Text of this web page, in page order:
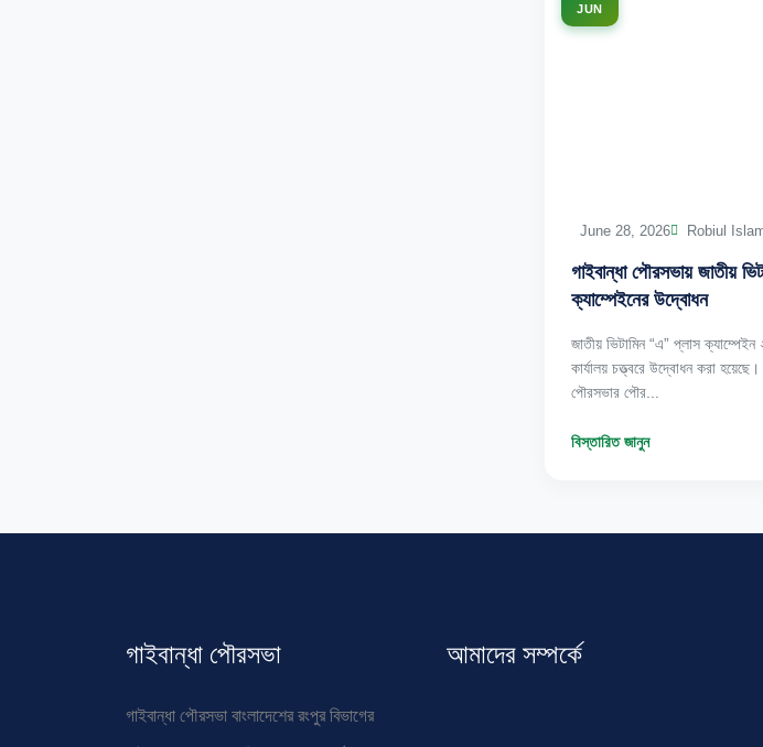
JUN
June 28, 2026 Robiul
গাইবান্ধা পৌরসভায় জাতীয়
ক্যাম্পেইনের উদ্বোধন
জাতীয় ভিটামিন “এ” প্লাস
কার্যালয় চত্ত্বরে উদ্বোধন করা
পৌরসভার পৌর...
বিস্তারিত জানুন
গাইবান্ধা পৌরসভা
গাইবান্ধা পৌরসভা বাংলাদেশের রংপুর বিভাগের
আমাদের সম্পর্কে